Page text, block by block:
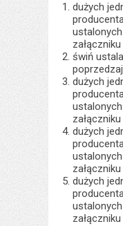
dużych
świń
dużych
dużych
dużych